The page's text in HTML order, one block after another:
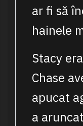
ar fi să
hainele
Stacy
Chase
apucat
a